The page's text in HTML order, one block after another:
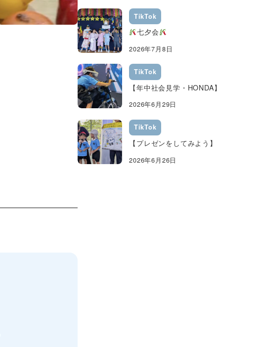
TikTok
七夕会
2026年7月8日
TikTok
【年中社会見学・HONDA】
2026年6月29日
TikTok
【プレゼンをしてみよう】
2026年6月26日